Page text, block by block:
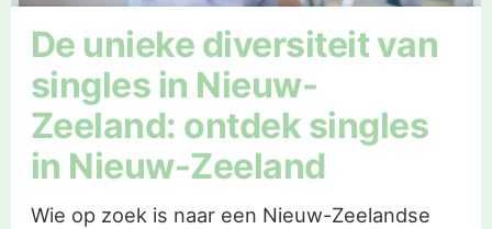
De unieke diversiteit van
singles in Nieuw-
Zeeland: ontdek singles
in Nieuw-Zeeland
Wie op zoek is naar een Nieuw-Zeelandse